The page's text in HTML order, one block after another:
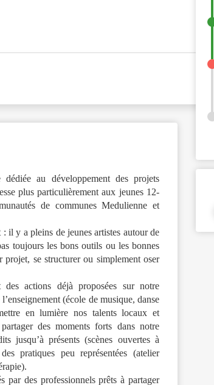
au développement des projets
plus particulièrement aux jeunes 12-
de communes Medulienne et
: il y a pleins de jeunes artistes autour de
toujours les bons outils ou les bonnes
se structurer ou simplement oser
actions déjà proposées sur notre
(école de musique, danse
en lumière nos talents locaux et
des moments forts dans notre
jusqu’à présents (scènes ouvertes à
pratiques peu représentées (atelier
par des professionnels prêts à partager